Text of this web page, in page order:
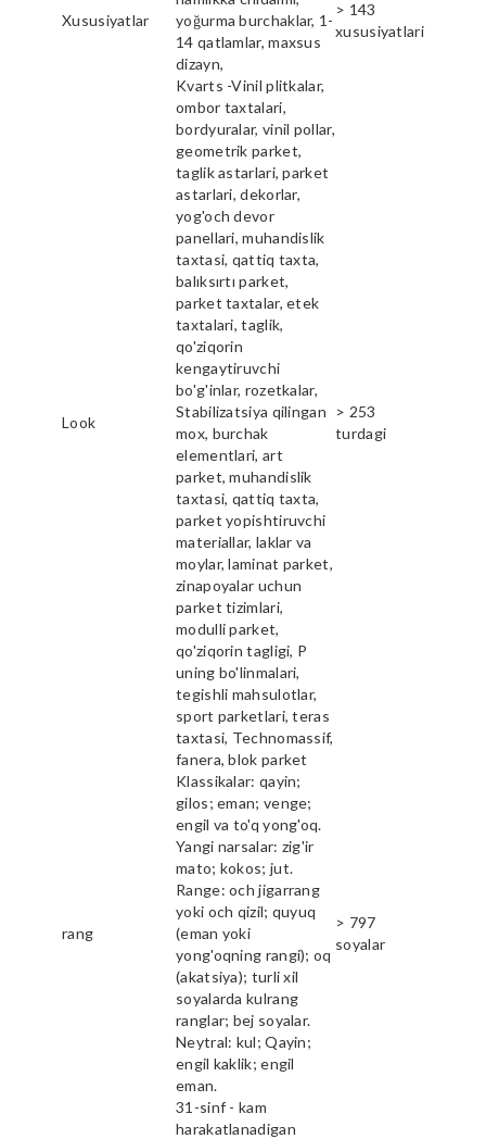
Xususiyatlar
yoğurma burchaklar, 1-
14 qatlamlar, maxsus
dizayn,
> 143
xususiyatlari
Look
Kvarts -Vinil plitkalar,
ombor taxtalari,
bordyuralar, vinil pollar,
geometrik parket,
taglik astarlari, parket
astarlari, dekorlar,
yog'och devor
panellari, muhandislik
taxtasi, qattiq taxta,
balıksırtı parket,
parket taxtalar, etek
taxtalari, taglik,
qo'ziqorin
kengaytiruvchi
bo'g'inlar, rozetkalar,
Stabilizatsiya qilingan
mox, burchak
elementlari, art
parket, muhandislik
taxtasi, qattiq taxta,
parket yopishtiruvchi
materiallar, laklar va
moylar, laminat parket,
zinapoyalar uchun
parket tizimlari,
modulli parket,
qo'ziqorin tagligi, P
uning bo'linmalari,
tegishli mahsulotlar,
sport parketlari, teras
taxtasi, Technomassif,
fanera, blok parket
> 253
turdagi
rang
Klassikalar: qayin;
gilos; eman; venge;
engil va to'q yong'oq.
Yangi narsalar: zig'ir
mato; kokos; jut.
Range: och jigarrang
yoki och qizil; quyuq
(eman yoki
yong'oqning rangi); oq
(akatsiya); turli xil
soyalarda kulrang
ranglar; bej soyalar.
Neytral: kul; Qayin;
engil kaklik; engil
eman.
> 797
soyalar
31-sinf - kam
harakatlanadigan